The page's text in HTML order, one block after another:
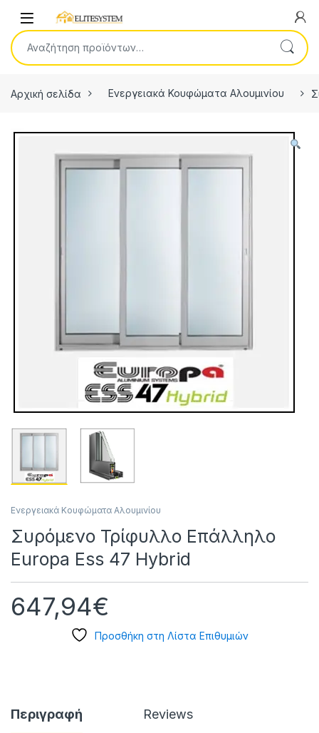
Open
Αναζήτηση για:
Αρχική σελίδα Ενεργειακά Κουφώματα Αλουμινίου
Ενεργειακά Κουφώματα Αλουμινίου
Συρόμενο Τρίφυλλο Επάλληλο
Europa Ess 47 Hybrid
647,94€
Προσθήκη στη Λίστα Επιθυμιών
Περιγραφή Reviews